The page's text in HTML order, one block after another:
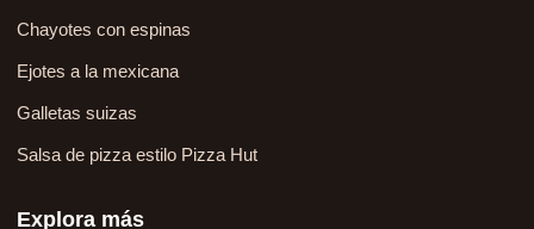
Chayotes con espinas
Ejotes a la mexicana
Galletas suizas
Salsa de pizza estilo Pizza Hut
Explora más